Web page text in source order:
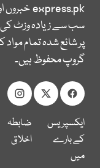
express.pkخبروں
سب سے زیادہ وزٹ
پر شائع شدہ تمام
گروپ محفوظ ہیں۔
ایکسپریس
کے بارے
میں
ضابطہ
اخلاق